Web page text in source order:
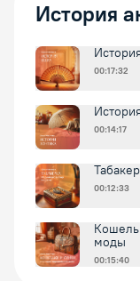
История
00:17:32
00:14:17
00:12:33
моды
00:15:40